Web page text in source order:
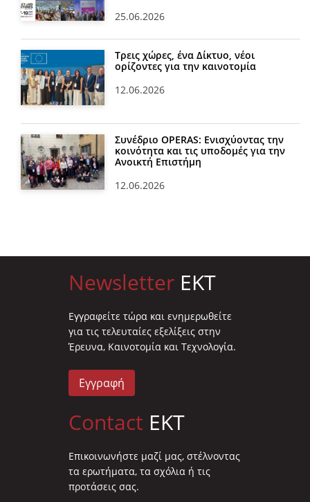
25.06.2026
Τρεις χώρες, ένα Δίκτυο, νέοι
ορίζοντες για την καινοτομία
12.06.2026
Συνέδριο OPERAS: Ενισχύοντας την
κοινότητα και τις υποδομές για την
Ανοικτή Επιστήμη
12.06.2026
Newsletter EKT
Eγγραφείτε τώρα και ενημερωθείτε
για τις τελευταίες εξελίξεις στην
Έρευνα, Καινοτομία και Τεχνολογία.
Εγγραφή
Contact EKT
Επικοινωνήστε μαζί μας, στέλνοντας
τα ερωτήματα, τα σχόλια ή τις
προτάσεις σας.